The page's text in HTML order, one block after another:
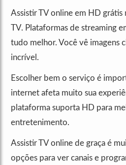
Assistir TV online em HD
TV. Plataformas de streaming
tudo melhor. Você vê imagens
incrível.
Escolher bem o serviço é
internet afeta muito sua
plataforma suporta HD para
entretenimento.
Assistir TV online de graça é
opções para ver canais e